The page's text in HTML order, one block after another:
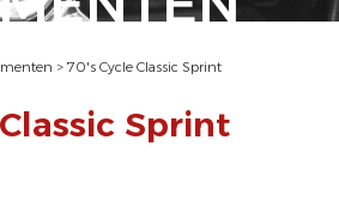
> 70's Cycle Classic Sprint
Sprint